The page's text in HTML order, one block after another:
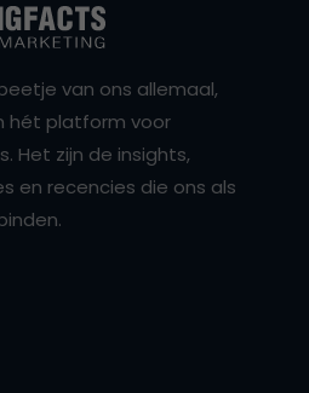
van ons allemaal,
hét platform voor
Het zijn de insights,
en recencies die ons als